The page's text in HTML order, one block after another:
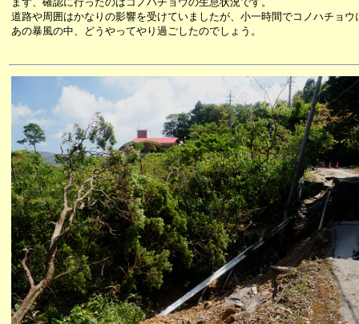
道路や周囲はかなりの影響を受けていましたが、小一時間でコノハチョ
あの暴風の中、どうやってやり過ごしたのでしょう。